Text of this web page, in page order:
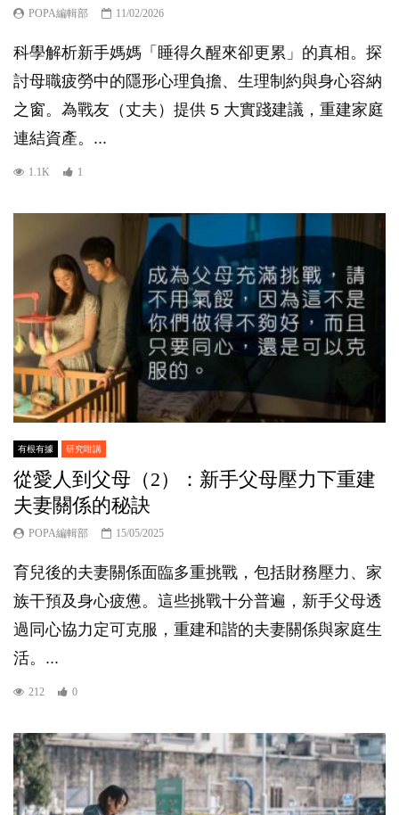
POPA編輯部 11/02/2026
科學解析新手媽媽「睡得久醒來卻更累」的真相。探
討母職疲勞中的隱形心理負擔、生理制約與身心容納
之窗。為戰友（丈夫）提供 5 大實踐建議，重建家庭
連結資產。...
1.1K 1
有根有據 研究咁講
從愛人到父母（2）：新手父母壓力下重建
夫妻關係的秘訣
POPA編輯部 15/05/2025
育兒後的夫妻關係面臨多重挑戰，包括財務壓力、家
族干預及身心疲憊。這些挑戰十分普遍，新手父母透
過同心協力定可克服，重建和諧的夫妻關係與家庭生
活。...
212 0